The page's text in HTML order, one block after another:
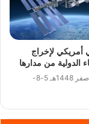
أمريكي لإخراج
الدولية من مدارها
الأربعاء 22 صفر 1448هـ 5-8-